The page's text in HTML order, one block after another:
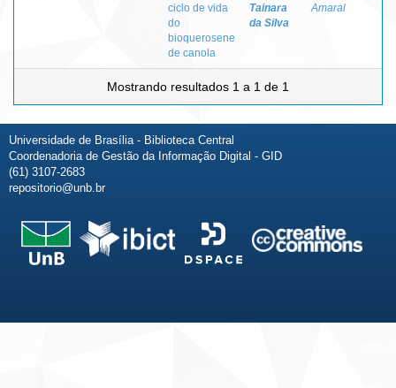
ciclo de vida
do
bioquerosene
de canola
Tainara
da Silva
Amaral
Mostrando resultados 1 a 1 de 1
Universidade de Brasília - Biblioteca Central
Coordenadoria de Gestão da Informação Digital - GID
(61) 3107-2683
repositorio@unb.br